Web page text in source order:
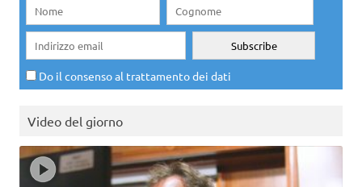
Do il consenso al trattamento dei dati
Video del giorno